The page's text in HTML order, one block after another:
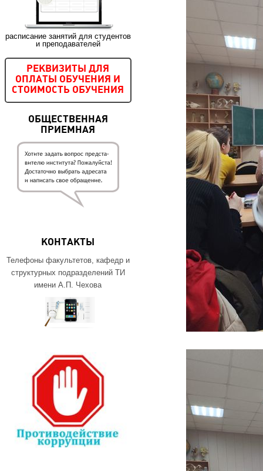
расписание занятий для студентов
и преподавателей
РЕКВИЗИТЫ ДЛЯ
ОПЛАТЫ ОБУЧЕНИЯ И
СТОИМОСТЬ ОБУЧЕНИЯ
ОБЩЕСТВЕННАЯ
ПРИЕМНАЯ
КОНТАКТЫ
Телефоны факультетов, кафедр и
структурных подразделений ТИ
имени А.П. Чехова